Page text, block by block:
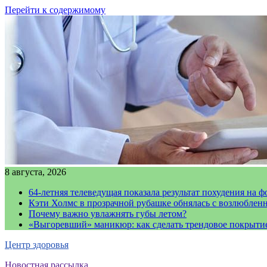
Перейти к содержимому
8 августа, 2026
64-летняя телеведущая показала результат похудения на
Кэти Холмс в прозрачной рубашке обнялась с
Почему важно увлажнять губы летом?
«Выгоревший» маникюр: как сделать трендовое
Центр здоровья
Новостная рассылка